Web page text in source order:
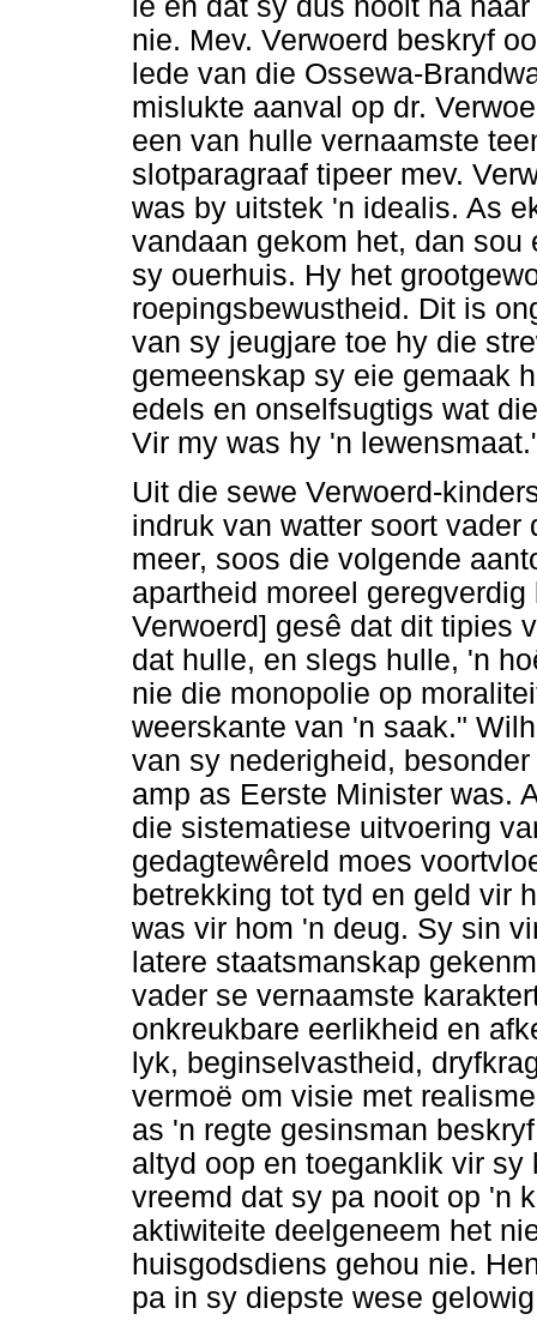
lê en dat sy dus nooit na
nie. Mev. Verwoerd beskryf
lede van die Ossewa-
mislukte aanval op dr.
een van hulle vernaamste
slotparagraaf tipeer mev.
was by uitstek 'n idealis. As
vandaan gekom het, dan
sy ouerhuis. Hy het
roepingsbewustheid. Dit is
van sy jeugjare toe hy die
gemeenskap sy eie gemaak
edels en onselfsugtigs wat
Vir my was hy 'n
Uit die sewe Verwoerd-
indruk van watter soort vader
meer, soos die volgende
apartheid moreel
Verwoerd] gesê dat dit tipies
dat hulle, en slegs hulle, 'n
nie die monopolie op
weerskante van 'n saak."
van sy nederigheid,
amp as Eerste Minister was.
die sistematiese uitvoering
gedagtewêreld moes
betrekking tot tyd en geld vir
was vir hom 'n deug. Sy sin
latere staatsmanskap
vader se vernaamste
onkreukbare eerlikheid en
lyk, beginselvastheid,
vermoë om visie met
as 'n regte gesinsman
altyd oop en toeganklik vir
vreemd dat sy pa nooit op 'n
aktiwiteite deelgeneem het
huisgodsdiens gehou nie.
pa in sy diepste wese